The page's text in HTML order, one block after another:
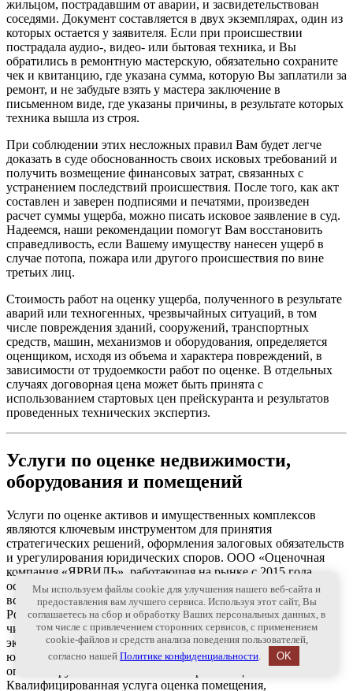
жильцом, пострадавшим от аварии, и засвидетельствован
соседями. Документ составляется в двух экземплярах, один из
которых остается у заявителя. Если при происшествии
пострадала аудио-, видео- или бытовая техника, и Вы
обратились в ремонтную мастерскую, обязательно сохраните
чек и квитанцию, где указана сумма, которую Вы заплатили за
ремонт, и не забудьте взять у мастера заключение в
письменном виде, где указаны причины, в результате которых
техника вышла из строя.
При соблюдении этих несложных правил Вам будет легче
доказать в суде обоснованность своих исковых требований и
получить возмещение финансовых затрат, связанных с
устранением последствий происшествия. После того, как акт
составлен и заверен подписями и печатями, произведен
расчет суммы ущерба, можно писать исковое заявление в суд.
Надеемся, наши рекомендации помогут Вам восстановить
справедливость, если Вашему имуществу нанесен ущерб в
случае потопа, пожара или другого происшествия по вине
третьих лиц.
Стоимость работ на оценку ущерба, полученного в результате
аварий или техногенных, чрезвычайных ситуаций, в том
числе повреждения зданий, сооружений, транспортных
средств, машин, механизмов и оборудования, определяется
оценщиком, исходя из объема и характера повреждений, в
зависимости от трудоемкости работ по оценке. В отдельных
случаях договорная цена может быть принята с
использованием стартовых цен прейскуранта и результатов
проведенных технических экспертиз.
Услуги по оценке недвижимости,
оборудования и помещений
Услуги по оценке активов и имущественных комплексов
являются ключевым инструментом для принятия
стратегических решений, оформления залоговых обязательств
и урегулирования юридических споров. ООО «Оценочная
компания «ЯРВИЛЬ», работающая на рынке с 2015 года,
осуществляет профессиональное оказание услуг по оценке
всех видов собственности в Ярославле и на всей территории
России. Направляя свои усилия на обеспечение правовой
чистоты и точности расчетов, наши сертифицированные
эксперты готовят отчеты, которые имеют полную
юридическую силу для судов, нотариальных контор, органов
опеки и крупнейших банковских организаций.
Квалифицированная услуга оценка помещения,
Мы используем файлы cookie для улучшения нашего веб-сайта и
предоставления вам лучшего сервиса. Используя этот сайт, Вы
соглашаетесь на сбор и обработку Ваших персональных данных, в
том числе с привлечением сторонних сервисов, с применением
cookie-файлов и средств анализа поведения пользователей,
согласно нашейПолитике конфиденциальности OK